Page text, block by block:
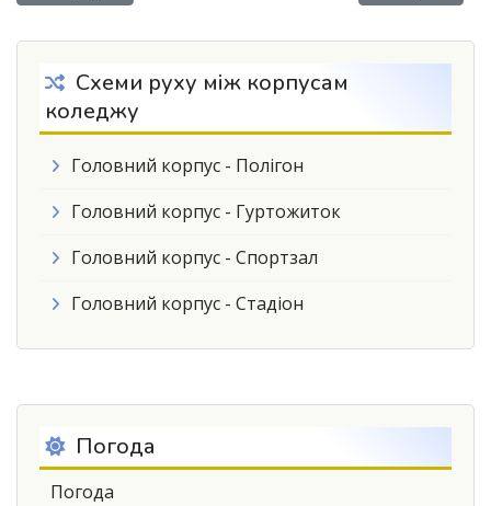
Схеми руху між корпусам
коледжу
Головний корпус - Полігон
Головний корпус - Гуртожиток
Головний корпус - Спортзал
Головний корпус - Стадіон
Погода
Погода